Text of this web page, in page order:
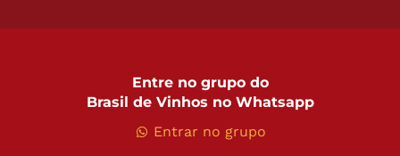
Entre no grupo do
Brasil de Vinhos no Whatsapp
Entrar no grupo